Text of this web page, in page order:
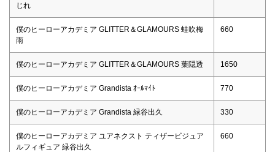
じれ
僕のヒーローアカデミア GLITTER＆GLAMOURS 蛙吹梅
雨
660
僕のヒーローアカデミア GLITTER＆GLAMOURS 葉隠透 1650
僕のヒーローアカデミア Grandista ｵｰﾙﾏｲﾄ 770
僕のヒーローアカデミア Grandista 緑谷出久 330
僕のヒーローアカデミア ユアネクスト ティザービジュア
ルフィギュア 緑谷出久
660